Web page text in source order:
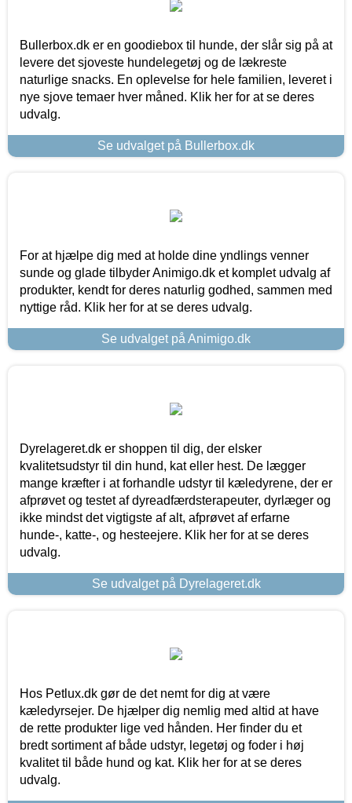
Bullerbox.dk er en goodiebox til hunde, der slår sig på at
levere det sjoveste hundelegetøj og de lækreste
naturlige snacks. En oplevelse for hele familien, leveret i
nye sjove temaer hver måned. Klik her for at se deres
udvalg.
Se udvalget på Bullerbox.dk
For at hjælpe dig med at holde dine yndlings venner
sunde og glade tilbyder Animigo.dk et komplet udvalg af
produkter, kendt for deres naturlig godhed, sammen med
nyttige råd. Klik her for at se deres udvalg.
Se udvalget på Animigo.dk
Dyrelageret.dk er shoppen til dig, der elsker
kvalitetsudstyr til din hund, kat eller hest. De lægger
mange kræfter i at forhandle udstyr til kæledyrene, der er
afprøvet og testet af dyreadfærdsterapeuter, dyrlæger og
ikke mindst det vigtigste af alt, afprøvet af erfarne
hunde-, katte-, og hesteejere. Klik her for at se deres
udvalg.
Se udvalget på Dyrelageret.dk
Hos Petlux.dk gør de det nemt for dig at være
kæledyrsejer. De hjælper dig nemlig med altid at have
de rette produkter lige ved hånden. Her finder du et
bredt sortiment af både udstyr, legetøj og foder i høj
kvalitet til både hund og kat. Klik her for at se deres
udvalg.